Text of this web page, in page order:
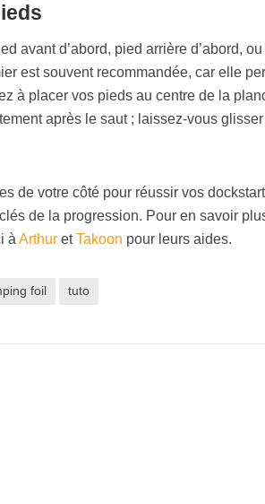
avant d’abord, pied arrière d’abord,
est souvent recommandée, car elle
à placer vos pieds au centre de la
après le saut ; laissez-vous
de votre côté pour réussir vos
de la progression. Pour en savoir
à ArthuretTakoon pour leurs aides.
foil tuto